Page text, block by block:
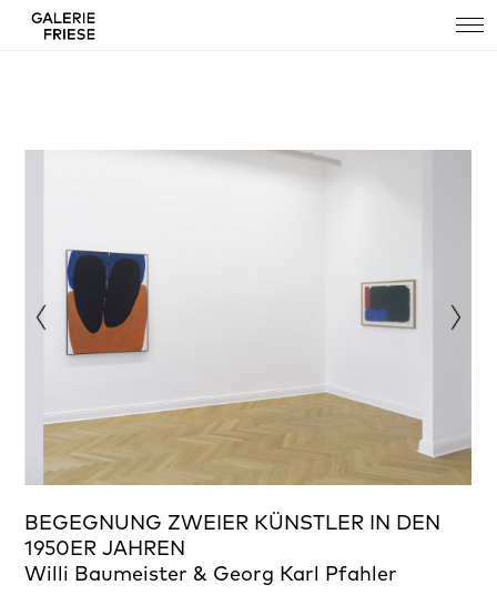
BEGEGNUNG ZWEIER KÜNSTLER IN DEN
1950ER JAHREN
Willi Baumeister & Georg Karl Pfahler